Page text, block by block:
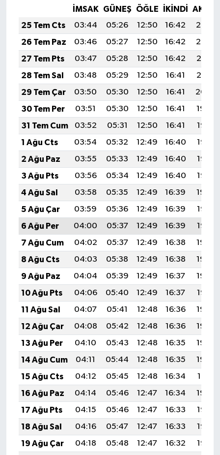
İMSAK GÜNEŞ ÖĞLE İKINDI
25 Tem Cts
03:44 05:26 12:50 16:42
20:03
26 Tem Paz
03:46 05:27 12:50 16:42
20:02
27 Tem Pts
03:47 05:28 12:50 16:42
20:01
28 Tem Sal
03:48 05:29 12:50 16:41
20:01
29 Tem Çar
03:50 05:30 12:50 16:41
20:00
30 Tem Per
03:51 05:30 12:50 16:41
19:59
31 Tem Cum
03:52 05:31 12:50 16:41
19:58
1 Ağu Cts
03:54 05:32 12:49 16:40
19:57
2 Ağu Paz
03:55 05:33 12:49 16:40
19:56
3 Ağu Pts
03:56 05:34 12:49 16:40
19:55
4 Ağu Sal
03:58 05:35 12:49 16:39
19:54
5 Ağu Çar
03:59 05:36 12:49 16:39
19:53
6 Ağu Per
04:00 05:37 12:49 16:39
19:52
7 Ağu Cum
04:02 05:37 12:49 16:38
19:50
8 Ağu Cts
04:03 05:38 12:49 16:38
19:49
9 Ağu Paz
04:04 05:39 12:49 16:37
19:48
10 Ağu Pts
04:06 05:40 12:49 16:37
19:47
11 Ağu Sal
04:07 05:41 12:48 16:36
19:46
12 Ağu Çar
04:08 05:42 12:48 16:36
19:44
13 Ağu Per
04:10 05:43 12:48 16:35
19:43
14 Ağu Cum
04:11 05:44 12:48 16:35
19:42
15 Ağu Cts
04:12 05:45 12:48 16:34
19:41
16 Ağu Paz
04:14 05:46 12:47 16:34
19:39
17 Ağu Pts
04:15 05:46 12:47 16:33
19:38
18 Ağu Sal
04:16 05:47 12:47 16:33
19:37
19 Ağu Çar
04:18 05:48 12:47 16:32
19:35